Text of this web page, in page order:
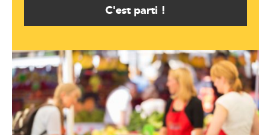
C'est parti !